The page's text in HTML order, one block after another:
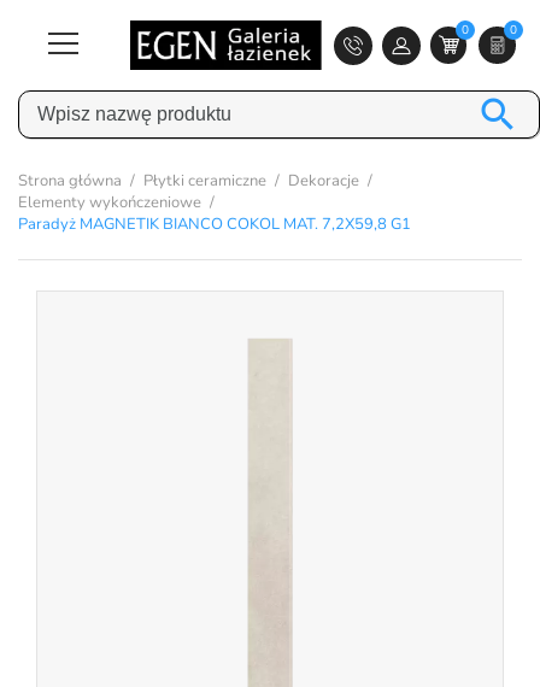
0 0

Strona główna Płytki ceramiczne
Dekoracje
Elementy wykończeniowe
Paradyż MAGNETIK BIANCO COKOL MAT. 7,2X59,8 G1